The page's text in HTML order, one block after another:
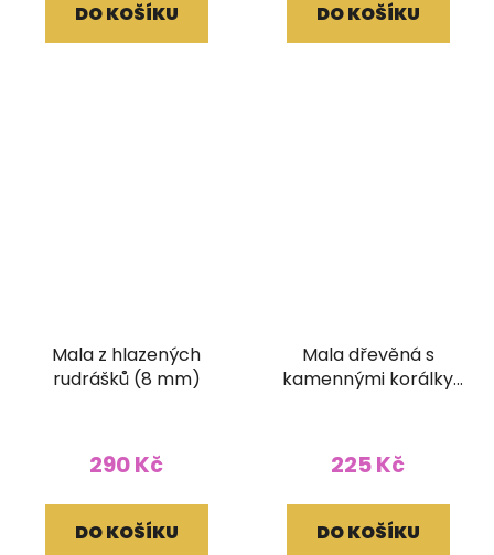
DO KOŠÍKU DO KOŠÍKU
Mala z hlazených
rudrášků (8 mm)
290 Kč
DO KOŠÍKU
Mala dřevěná s
kamennými korálky
225 Kč
DO KOŠÍKU